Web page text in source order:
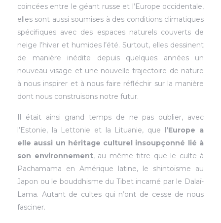
coincées entre le géant russe et l’Europe occidentale,
elles sont aussi soumises à des conditions climatiques
spécifiques avec des espaces naturels couverts de
neige l’hiver et humides l’été. Surtout, elles dessinent
de manière inédite depuis quelques années un
nouveau visage et une nouvelle trajectoire de nature
à nous inspirer et à nous faire réfléchir sur la manière
dont nous construisons notre futur.
Il était ainsi grand temps de ne pas oublier, avec
l’Estonie, la Lettonie et la Lituanie, que l’Europe a
elle aussi un héritage culturel insoupçonné lié à
son environnement, au même titre que le culte à
Pachamama en Amérique latine, le shintoïsme au
Japon ou le bouddhisme du Tibet incarné par le Dalaï-
Lama. Autant de cultes qui n’ont de cesse de nous
fasciner.